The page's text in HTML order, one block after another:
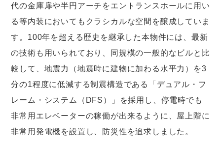
代の金庫扉や半円アーチをエントランスホールに用い
る等内装においてもクラシカルな空間を醸成していま
す。100年を超える歴史を継承した本物件には、最新
の技術も用いられており、同規模の一般的なビルと比
較して、地震力（地震時に建物に加わる水平力）を3
分の1程度に低減する制震構造である「デュアル・フ
レーム・システム（DFS）」を採用し、停電時でも
非常用エレベーターの稼働が出来るように、屋上階に
非常用発電機を設置し、防災性を追求しました。